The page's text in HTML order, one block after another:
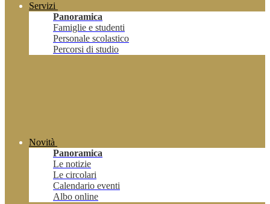
Servizi
Panoramica
Famiglie e studenti
Personale scolastico
Percorsi di studio
Novità
Panoramica
Le notizie
Le circolari
Calendario eventi
Albo online